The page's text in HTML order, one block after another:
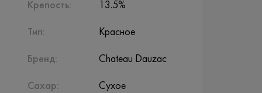
Крепость:
Тип:
Бренд:
Сахар:
13.5%
Красное
Chateau Dauzac
Сухое